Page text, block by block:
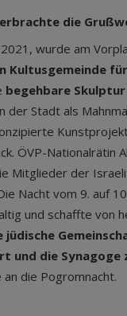
die
wurde am
Kultusgemeinde
begehbare Skulptur
der Stadt als
ÖVP-Nationalrätin
Mitglieder der
Nacht vom 9. auf
und schaffte von
und die
die Pogromnacht.